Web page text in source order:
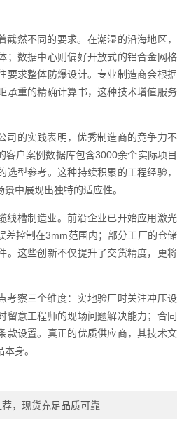
截然不同的要求。在潮湿的沿海地区，
；数据中心则偏好开放式的铝合金网格
要求整体防爆设计。专业制造商会根据
承重的精确计算书，这种技术增值服务
司的实践表明，优秀制造商的竞争力不
客户案例数据库包含3000余个实际项目
选型参考。这种持续积累的工程经验，
中展现出独特的适应性。
线槽制造业。前沿企业已开始应用激光
差控制在3mm范围内；部分工厂的仓储
。这些创新不仅提升了交货精度，更将
考察三个维度：实地验厂时关注冲压设
留意工程师的现场问题解决能力；合同
款设置。真正的优质供应商，其技术文
身。
，现货充足品质可靠